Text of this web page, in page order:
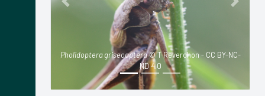
Pholidoptera griseoaptera© T Reverchon - CC BY-NC-
ND 4.0
Previous Next